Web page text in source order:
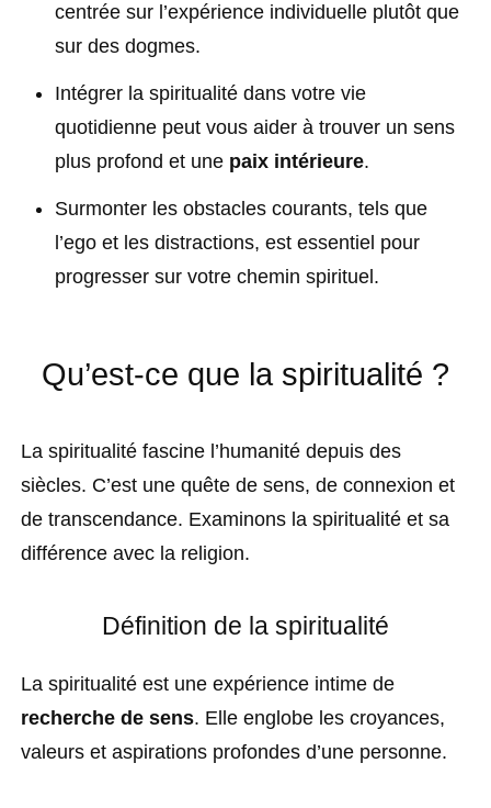
centrée sur l’expérience individuelle plutôt que
sur des dogmes.
Intégrer la spiritualité dans votre vie
quotidienne peut vous aider à trouver un sens
plus profond et une paix intérieure.
Surmonter les obstacles courants, tels que
l’ego et les distractions, est essentiel pour
progresser sur votre chemin spirituel.
Qu’est-ce que la spiritualité ?
La spiritualité fascine l’humanité depuis des
siècles. C’est une quête de sens, de connexion et
de transcendance. Examinons la spiritualité et sa
différence avec la religion.
Définition de la spiritualité
La spiritualité est une expérience intime de
recherche de sens. Elle englobe les croyances,
valeurs et aspirations profondes d’une personne.